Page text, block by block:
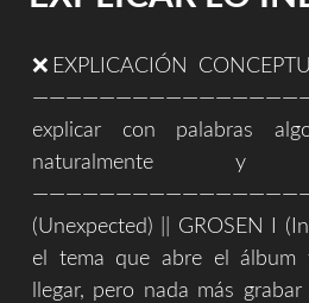
❌EXPLICACIÓN
explicar con palabras
naturalmente y
(Unexpected) || GROSEN I
el tema que abre el álbum
llegar, pero nada más